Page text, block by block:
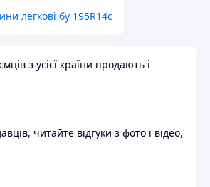
легкові бу 195R14c
з усієї країни продають і
читайте відгуки з фото і відео,